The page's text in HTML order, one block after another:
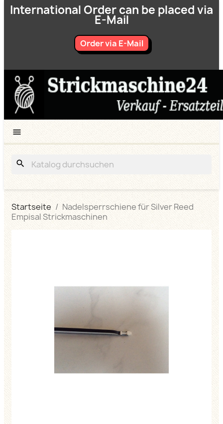
International Order can be placed via
E-Mail
Order via E-Mail

search
Startseite
Nadelsperrschiene für Silver Reed
Empisal Strickmaschinen